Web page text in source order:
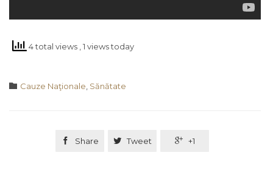
4 total views , 1 views today
 Category
Cauze Naţionale Sănătate
 Share  Tweet  +1